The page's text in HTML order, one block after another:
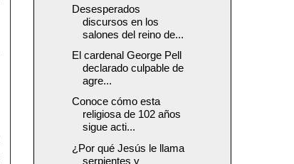
Desesperados
discursos en los
salones del reino de...
El cardenal George Pell
declarado culpable de
agre...
Conoce cómo esta
religiosa de 102 años
sigue acti...
¿Por qué Jesús le llama
serpientes y